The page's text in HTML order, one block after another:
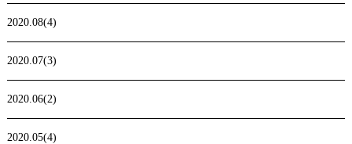
2020.08(4)
2020.07(3)
2020.06(2)
2020.05(4)